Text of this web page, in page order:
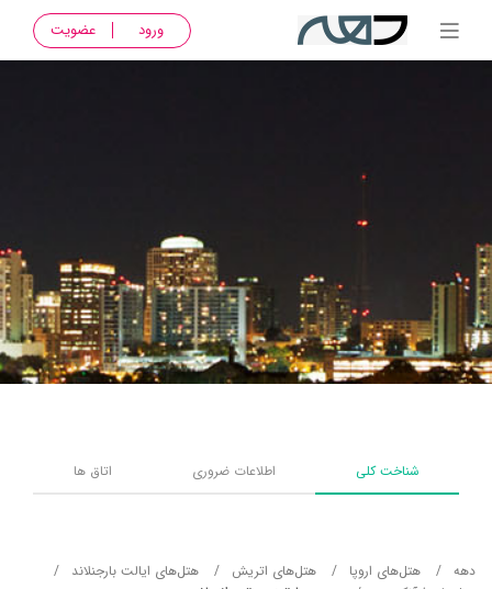
ورود عضویت
شناخت کلی اطلاعات ضروری اتاق ها
دهه هتل‌های اروپا هتل‌های اتریش
هتل‌های ایالت بارجنلاند